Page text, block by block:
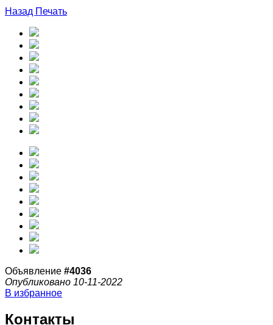
Назад Печать
Объявление #4036
Опубликовано 10-11-2022
В избранное
Контакты